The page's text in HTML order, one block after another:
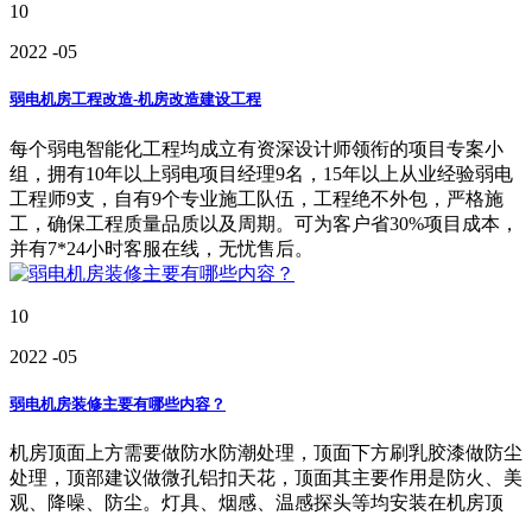
10
2022 -05
弱电机房工程改造-机房改造建设工程
每个弱电智能化工程均成立有资深设计师领衔的项目专案小
组，拥有10年以上弱电项目经理9名，15年以上从业经验弱电
工程师9支，自有9个专业施工队伍，工程绝不外包，严格施
工，确保工程质量品质以及周期。可为客户省30%项目成本，
并有7*24小时客服在线，无忧售后。
10
2022 -05
弱电机房装修主要有哪些内容？
机房顶面上方需要做防水防潮处理，顶面下方刷乳胶漆做防尘
处理，顶部建议做微孔铝扣天花，顶面其主要作用是防火、美
观、降噪、防尘。灯具、烟感、温感探头等均安装在机房顶